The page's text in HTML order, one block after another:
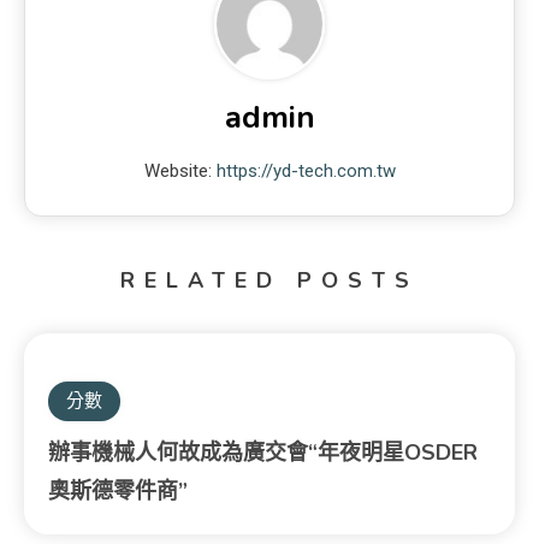
admin
Website: https://yd-tech.com.tw
RELATED POSTS
分數
辦事機械人何故成為廣交會“年夜明星OSDER
奧斯德零件商”